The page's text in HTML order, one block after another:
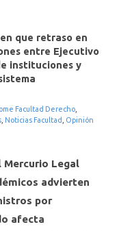
que retraso en
entre Ejecutivo
instituciones y
Facultad Derecho
Noticias Facultad Opinión
Mercurio Legal
advierten
por
afecta